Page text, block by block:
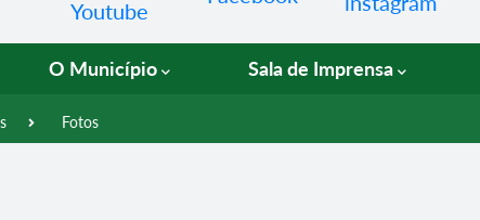
O Município Sala de Imprensa
Fotos